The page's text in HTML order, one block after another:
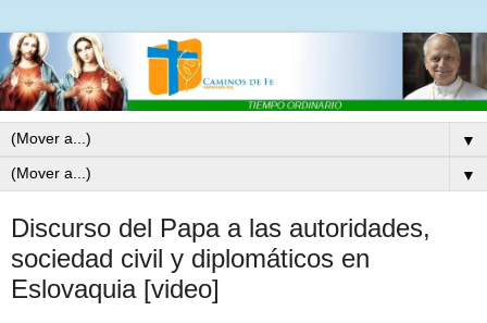
▼
▼
Discurso del Papa a las autoridades,
sociedad civil y diplomáticos en
Eslovaquia [video]